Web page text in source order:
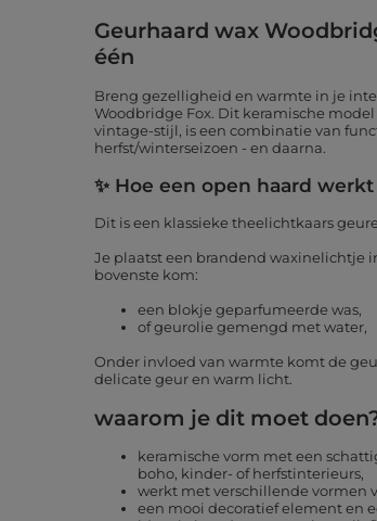
Geurhaard wax
één
Breng gezelligheid en warmte in je
Woodbridge Fox. Dit keramische
vintage-stijl, is een combinatie van
herfst/winterseizoen - en daarna.
✨ Hoe een open haard werkt
Dit is een klassieke theelichtkaars
Je plaatst een brandend waxinelichtje
bovenste kom:
een blokje geparfumeerde was,
of geurolie gemengd met water,
Onder invloed van warmte komt de
delicate geur en warm licht.
waarom je dit moet
keramische vorm met een
boho, kinder- of herfstinterieurs,
werkt met verschillende vormen
een mooi decoratief element en